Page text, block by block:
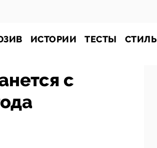
ИСТОРИИ ТЕСТЫ СТИЛЬ
с